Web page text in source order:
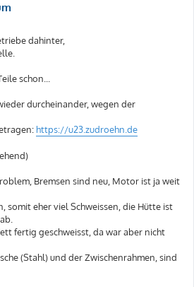
dahinter,
schon...
durcheinander, wegen der
https://u23.zudroehn.de
Bremsen sind neu, Motor ist ja weit
somit eher viel Schweissen, die Hütte ist
fertig geschweisst, da war aber nicht
(Stahl) und der Zwischenrahmen, sind